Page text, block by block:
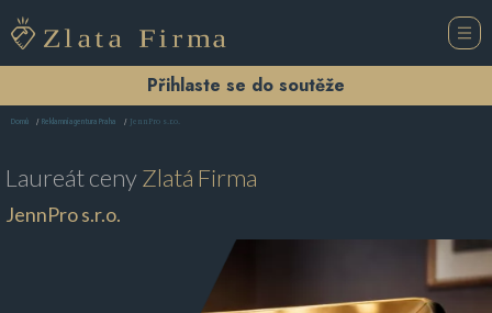
Přihlaste se do soutěže
Domů Reklamní agentura Praha JennPro s.r.o.
Laureát cenyZlatá Firma
JennPro s.r.o.